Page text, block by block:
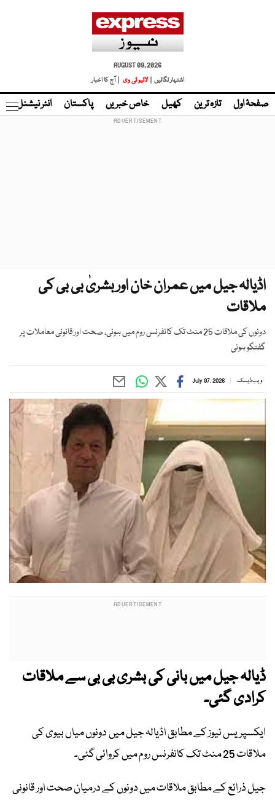
AUGUST 09, 2026
اشتہار لگائیں |
لائیو ٹی وی | آج کا اخبار
صفحۂ اول تازہ ترین کھیل خاص خبریں پاکستان انٹر نیشنل
اڈیالہ جیل میں عمران خان اور بشریٰ بی بی کی
ملاقات
دونوں کی ملاقات 25 منٹ تک کانفرنس روم میں ہوئی، صحت اور قانونی معاملات پر
گفتگو ہوئی
ویب ڈیسک July 07, 2026
ڈیالہ جیل میں بانی کی بشری بی بی سے ملاقات
کرادی گئی۔
ایکسپریس نیوز کے مطابق اڈیالہ جیل میں دونوں میاں بیوی کی
ملاقات 25 منٹ تک کانفرنس روم میں کروائی گئی۔
جیل ذرائع کے مطابق ملاقات میں دونوں کے درمیان صحت اور قانونی